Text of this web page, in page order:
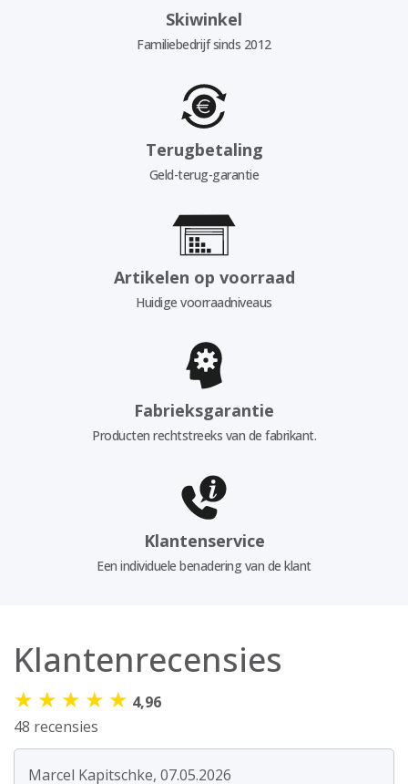
Skiwinkel
Familiebedrijf sinds 2012
Terugbetaling
Geld-terug-garantie
Artikelen op voorraad
Huidige voorraadniveaus
Fabrieksgarantie
Producten rechtstreeks van de fabrikant.
Klantenservice
Een individuele benadering van de klant
Klantenrecensies
★ ★ ★ ★ ★ 4,96
48 recensies
Marcel Kapitschke, 07.05.2026